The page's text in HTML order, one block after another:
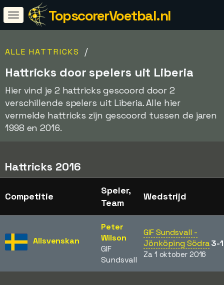
TopscorerVoetbal.nl
ALLE HATTRICKS /
Hattricks door spelers uit Liberia
Hier vind je 2 hattricks gescoord door 2
verschillende spelers uit Liberia. Alle hier
vermelde hattricks zijn gescoord tussen de jaren
1998 en 2016.
Hattricks 2016
Competitie
Speler,
Team
Wedstrijd
Allsvenskan
Peter
Wilson
GIF
Sundsvall
GIF Sundsvall -
Jönköping Södra 3-1
Za 1 oktober 2016